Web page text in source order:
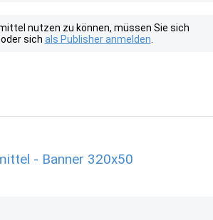
nutzen zu können, müssen Sie sich
sich als Publisher anmelden
- Banner 320x50